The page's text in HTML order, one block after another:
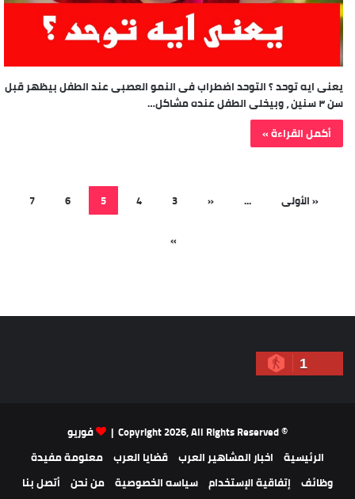
يعنى ايه توحد ؟ التوحد اضطراب فى النمو العصبى عند الطفل بيظهر قبل
سن ٣ سنين ، وبيخلى الطفل عنده مشاكل…
أكمل القراءة »
« الأولى ...
«
3
4
5
6
7
»
1
© Copyright 2026, All Rights Reserved |
فوريو
الرئيسية اخبار المشاهير العرب قضايا العرب معلومة مفيدة
وظائف إتفاقية الإستخدام سياسه الخصوصية من نحن أتصل بنا